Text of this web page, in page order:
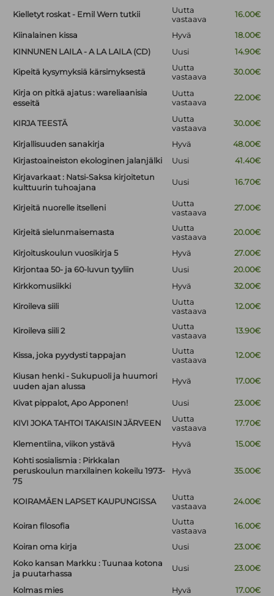
Kielletyt roskat - Emil Wern tutkii
Uutta
vastaava
16.00€
Kiinalainen kissa Hyvä
18.00€
KINNUNEN LAILA - A LA LAILA (CD)
Uusi 14.90€
Kipeitä kysymyksiä kärsimyksestä
Uutta
vastaava
30.00€
Kirja on pitkä ajatus : wareliaanisia
esseitä
Uutta
vastaava
22.00€
KIRJA TEESTÄ
Uutta
vastaava
30.00€
Kirjallisuuden sanakirja Hyvä
48.00€
Kirjastoaineiston ekologinen jalanjälki
Uusi
41.40€
Kirjavarkaat : Natsi-Saksa kirjoitetun
kulttuurin tuhoajana
Uusi 16.70€
Kirjeitä nuorelle itselleni
Uutta
vastaava
27.00€
Kirjeitä sielunmaisemasta
Uutta
vastaava
20.00€
Kirjoituskoulun vuosikirja 5 Hyvä
27.00€
Kirjontaa 50- ja 60-luvun tyyliin
Uusi
20.00€
Kirkkomusiikki
Hyvä 32.00€
Kiroileva siili
Uutta
vastaava
12.00€
Kiroileva siili 2
Uutta
vastaava
13.90€
Kissa, joka pyydysti tappajan
Uutta
vastaava
12.00€
Kiusan henki - Sukupuoli ja huumori
uuden ajan alussa
Hyvä 17.00€
Kivat pippalot, Apo Apponen! Uusi 23.00€
KIVI JOKA TAHTOI TAKAISIN JÄRVEEN
Uutta
vastaava
17.70€
Klementiina, viikon ystävä Hyvä
15.00€
Kohti sosialismia : Pirkkalan
peruskoulun marxilainen kokeilu 1973-
75
Hyvä 35.00€
KOIRAMÄEN LAPSET KAUPUNGISSA
Uutta
vastaava
24.00€
Koiran filosofia
Uutta
vastaava
16.00€
Koiran oma kirja Uusi
23.00€
Koko kansan Markku : Tuunaa kotona
ja puutarhassa
Uusi 23.00€
Kolmas mies Hyvä 17.00€